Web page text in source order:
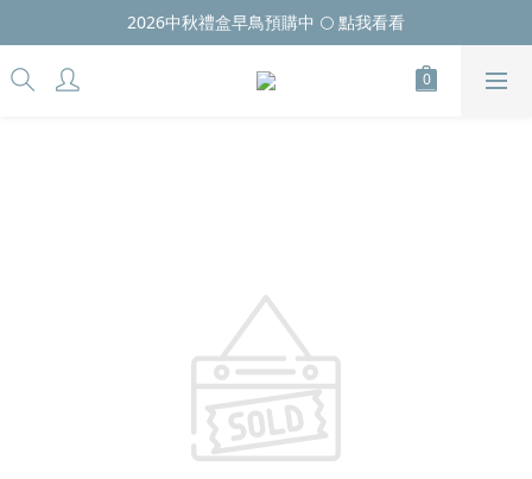
2026中秋禮盒早鳥預購中 🌕 點我看看